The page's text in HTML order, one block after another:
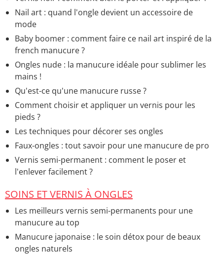
Nail art : quand l'ongle devient un accessoire de
mode
Baby boomer : comment faire ce nail art inspiré de la
french manucure ?
Ongles nude : la manucure idéale pour sublimer les
mains !
Qu'est-ce qu'une manucure russe ?
Comment choisir et appliquer un vernis pour les
pieds ?
Les techniques pour décorer ses ongles
Faux-ongles : tout savoir pour une manucure de pro
Vernis semi-permanent : comment le poser et
l'enlever facilement ?
SOINS ET VERNIS À ONGLES
Les meilleurs vernis semi-permanents pour une
manucure au top
Manucure japonaise : le soin détox pour de beaux
ongles naturels